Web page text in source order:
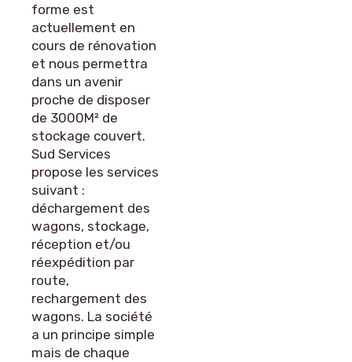
forme est
actuellement en
cours de rénovation
et nous permettra
dans un avenir
proche de disposer
de 3000M² de
stockage couvert.
Sud Services
propose les services
suivant :
déchargement des
wagons, stockage,
réception et/ou
réexpédition par
route,
rechargement des
wagons. La société
a un principe simple
mais de chaque